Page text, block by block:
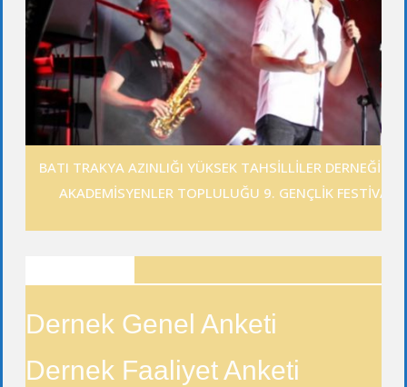
BATI TRAKYA AZINLIĞI YÜKSEK TAHSİLLİLER DERNEĞİ
AKADEMİSYENLER TOPLULUĞU 9. GENÇLİK FESTİVALİ
Dernek Genel Anketi
Dernek Faaliyet Anketi